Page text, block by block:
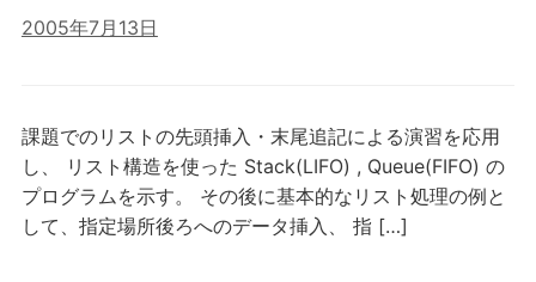
2005年7月13日
課題でのリストの先頭挿入・末尾追記による演習を応用
し、 リスト構造を使った Stack(LIFO) , Queue(FIFO) の
プログラムを示す。 その後に基本的なリスト処理の例と
して、指定場所後ろへのデータ挿入、 指 […]